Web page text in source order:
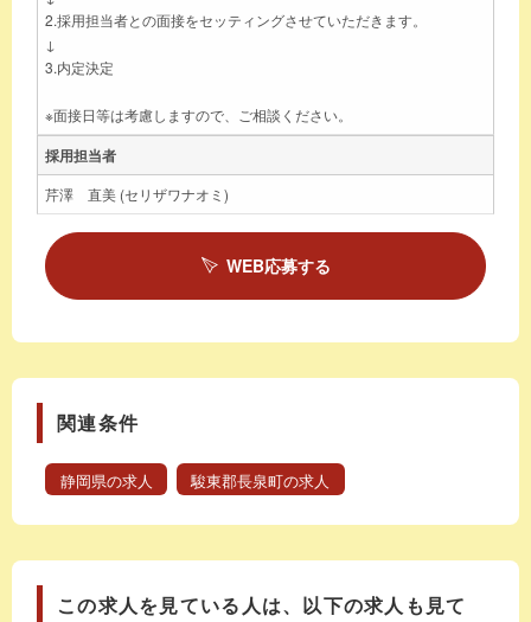
2.採用担当者との面接をセッティングさせていただきます。
↓
3.内定決定
※面接日等は考慮しますので、ご相談ください。
採用担当者
芹澤 直美 (セリザワナオミ)
WEB応募する
関連条件
静岡県の求人 駿東郡長泉町の求人
この求人を見ている人は、以下の求人も見て